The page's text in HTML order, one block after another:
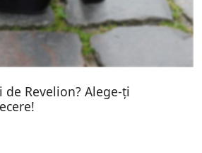
Revelion? Alege-ți